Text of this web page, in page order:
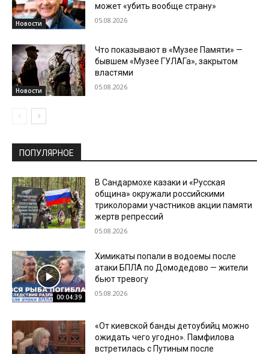
Новости
может «убить вообще страну»
05.08.2026
Новости
Что показывают в «Музее Памяти» —
бывшем «Музее ГУЛАГа», закрытом
властями
05.08.2026
ПОПУЛЯРНОЕ
В Сандармохе казаки и «Русская
община» окружали российскими
триколорами участников акции памяти
жертв репрессий
05.08.2026
00:04:39
Химикаты попали в водоемы после
атаки БПЛА по Домодедово — жители
бьют тревогу
05.08.2026
«От киевской банды детоубийц можно
ожидать чего угодно». Памфилова
встретилась с Путиным после